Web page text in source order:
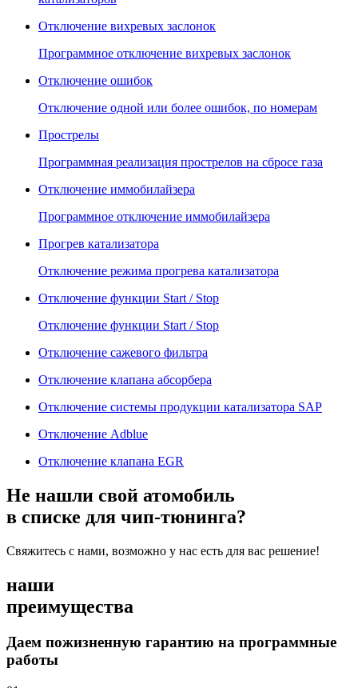
Отключение вихревых заслонок
Программное отключение вихревых заслонок
Отключение ошибок
Отключение одной или более ошибок, по номерам
Прострелы
Программная реализация прострелов на сбросе газа
Отключение иммобилайзера
Программное отключение иммобилайзера
Прогрев катализатора
Отключение режима прогрева катализатора
Отключение функции Start / Stop
Отключение функции Start / Stop
Отключение сажевого фильтра
Отключение клапана абсорбера
Отключение системы продукции катализатора SAP
Отключение Adblue
Отключение клапана EGR
Не нашли свой атомобиль
в списке для чип-тюнинга?
Свяжитесь с нами, возможно у нас есть для вас решение!
наши
преимущества
Даем пожизненную гарантию на программные
работы